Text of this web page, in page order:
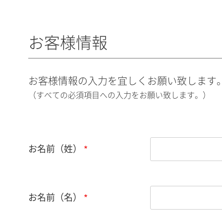
お客様情報
お客様情報の入力を宜しくお願い致します
（すべての必須項目への入力をお願い致します。）
お名前（姓）
お名前（名）